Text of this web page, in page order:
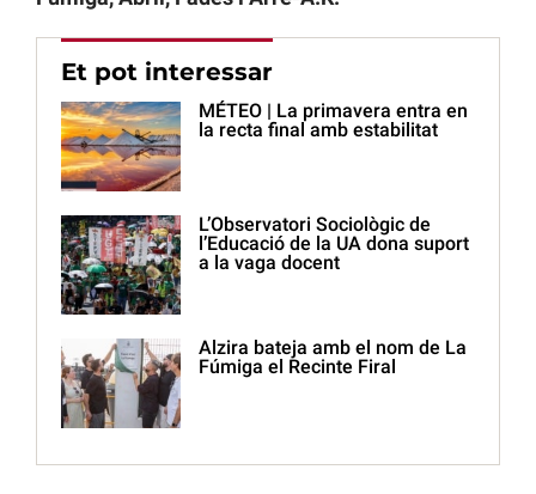
Et pot interessar
MÉTEO | La primavera entra en
la recta final amb estabilitat
L’Observatori Sociològic de
l’Educació de la UA dona suport
a la vaga docent
Alzira bateja amb el nom de La
Fúmiga el Recinte Firal